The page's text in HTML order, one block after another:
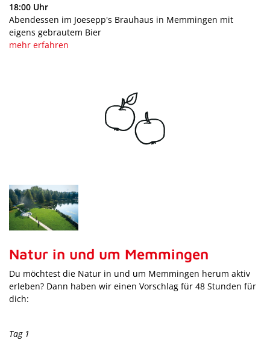
18:00 Uhr
Abendessen im Joesepp's Brauhaus in Memmingen mit
eigens gebrautem Bier
mehr erfahren
Natur in und um Memmingen
Du möchtest die Natur in und um Memmingen herum aktiv
erleben? Dann haben wir einen Vorschlag für 48 Stunden für
dich:
Tag 1